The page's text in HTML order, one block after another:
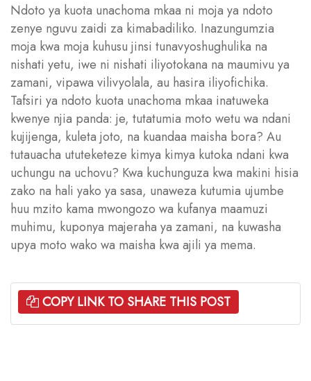
Ndoto ya kuota unachoma mkaa ni moja ya ndoto
zenye nguvu zaidi za kimabadiliko. Inazungumzia
moja kwa moja kuhusu jinsi tunavyoshughulika na
nishati yetu, iwe ni nishati iliyotokana na maumivu ya
zamani, vipawa vilivyolala, au hasira iliyofichika.
Tafsiri ya ndoto kuota unachoma mkaa inatuweka
kwenye njia panda: je, tutatumia moto wetu wa ndani
kujijenga, kuleta joto, na kuandaa maisha bora? Au
tutauacha ututeketeze kimya kimya kutoka ndani kwa
uchungu na uchovu? Kwa kuchunguza kwa makini hisia
zako na hali yako ya sasa, unaweza kutumia ujumbe
huu mzito kama mwongozo wa kufanya maamuzi
muhimu, kuponya majeraha ya zamani, na kuwasha
upya moto wako wa maisha kwa ajili ya mema.
COPY LINK TO SHARE THIS POST